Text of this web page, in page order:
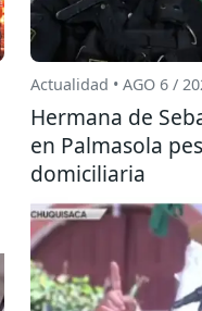
Actualidad • AGO 6 /
Hermana de
en Palmasola
domiciliaria